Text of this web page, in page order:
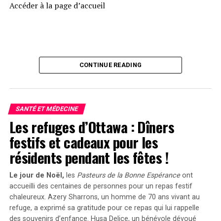
obstruer les pores. Le venin d’abeille a un bon effet,
convient bien aux peaux matures. »
assez épaisse et fouettée que j’ai décidé d’utiliser dans
ma routine du soir. Il en faut juste un peu, elle s’étale
bien. J’adore le parfum doux et sucré de cette crème. »
Une Alternative Abordable
Si vous vous demandez si le venin d’abeille pourrait être
le secret de l’anti-âge, mais que vous n’êtes pas sûr de
vouloir dépenser 42 £ pour la crème préférée de Kate
(malgré la réduction incroyable sur Amazon), la crème
Accéder à la page d’accueil
CONTINUE READING
SANTÉ ET MÉDECINE
Les refuges d’Ottawa : Dîners
festifs et cadeaux pour les
résidents pendant les fêtes !
Le jour de Noël, les Pasteurs de la Bonne Espéranceont
accueilli des centaines de personnes pour un repas festif
chaleureux. Azery Sharrons, un homme de 70 ans vivant au
refuge, a exprimé sa gratitude pour ce repas qui lui rappelle
des souvenirs d’enfance. Husa Delice, un bénévole dévoué